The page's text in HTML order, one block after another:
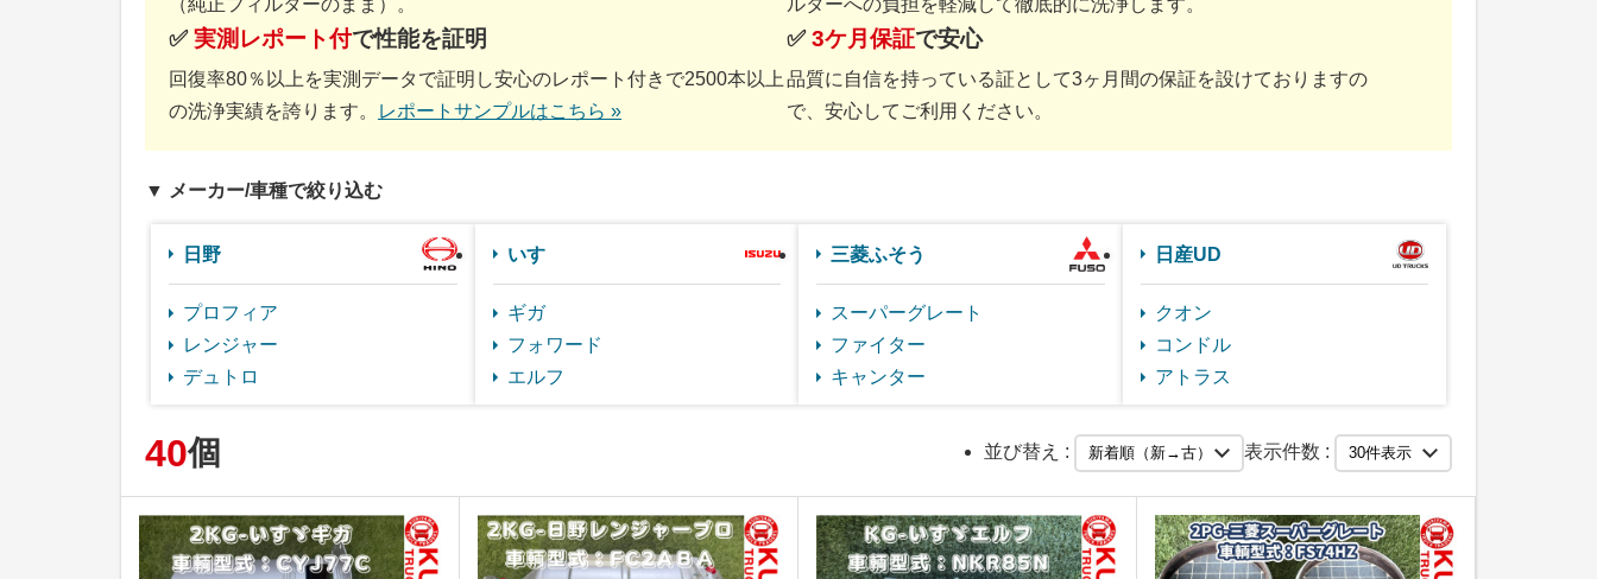
（純正フィルターのまま）。
ルターへの負担を軽減して徹底的に洗浄します。
✅実測レポート付で性能を証明
回復率80％以上を実測データで証明し安心のレポート付きで2500本以上
の洗浄実績を誇ります。
レポートサンプルはこちら »
✅3ケ月保証で安心
品質に自信を持っている証として3ヶ月間の保証を設けておりますの
で、安心してご利用ください。
▼ メーカー/車種で絞り込む
日野
プロフィア
レンジャー
デュトロ
いすゞ
ギガ
フォワード
エルフ
三菱ふそう
スーパーグレート
ファイター
キャンター
日産UD
クオン
コンドル
アトラス
40個 並び替え : 表示件数 :